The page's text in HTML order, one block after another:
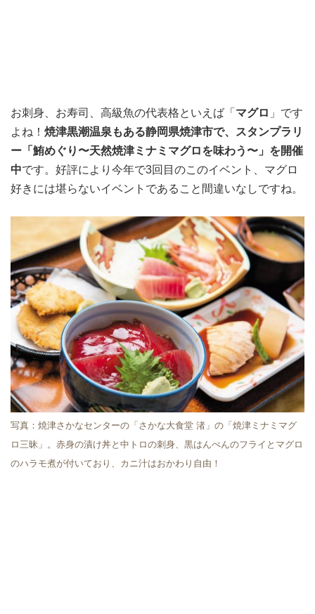
お刺身、お寿司、高級魚の代表格といえば「 マグロ 」です
よね！ 焼津黒潮温泉もある静岡県焼津市で、スタンプラリ
ー「鮪めぐり〜天然焼津ミナミマグロを味わう〜」を開催
中です。好評により今年で3回目のこのイベント、マグロ
好きには堪らないイベントであること間違いなしですね。
写真：焼津さかなセンターの「さかな大食堂 渚」の「焼津ミナミマグ
ロ三昧」。赤身の漬け丼と中トロの刺身、黒はんぺんのフライとマグロ
のハラモ煮が付いており、カニ汁はおかわり自由！